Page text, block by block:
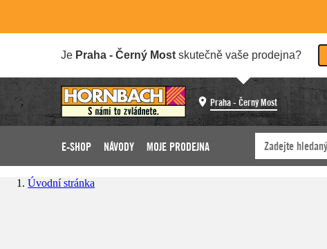
Je Praha - Černý Most skutečně vaše prodejna?
Praha - Černý Most
E-SHOP NÁVODY MOJE PRODEJNA
Úvodní stránka